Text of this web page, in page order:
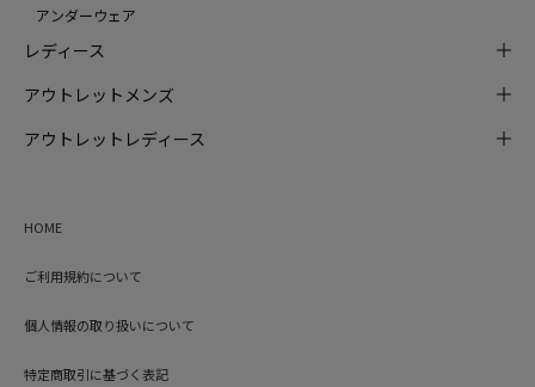
アンダーウェア
レディース
アウトレットメンズ
アウトレットレディース
HOME
ご利用規約について
個人情報の取り扱いについて
特定商取引に基づく表記